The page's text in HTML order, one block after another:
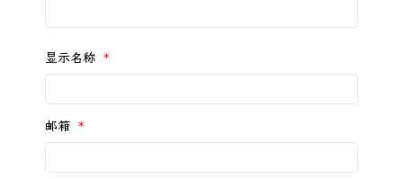
显示名称 *
邮箱 *